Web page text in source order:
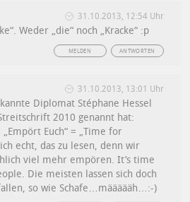
31.10.2013, 12:54 Uhr
Weder „die“ noch „Kracke“ :p
ANTWORTEN
MELDEN
31.10.2013, 13:01 Uhr
Diplomat Stéphane Hessel
2010 genannt hat:
„Empört Euch“ = „Time for
echt, das zu lesen, denn wir
viel mehr empören. It’s time
Die meisten lassen sich doch
so wie Schafe…määäääh…:-)